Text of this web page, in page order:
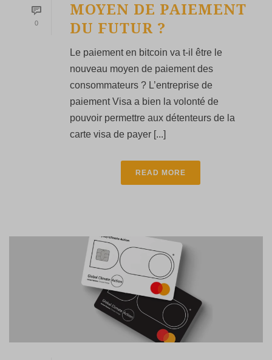
0
MOYEN DE PAIEMENT
DU FUTUR ?
Le paiement en bitcoin va t-il être le
nouveau moyen de paiement des
consommateurs ? L’entreprise de
paiement Visa a bien la volonté de
pouvoir permettre aux détenteurs de la
carte visa de payer [...]
READ MORE